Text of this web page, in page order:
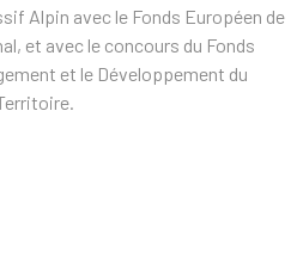
Alpin avec le Fonds Européen de
et avec le concours du Fonds
et le Développement du